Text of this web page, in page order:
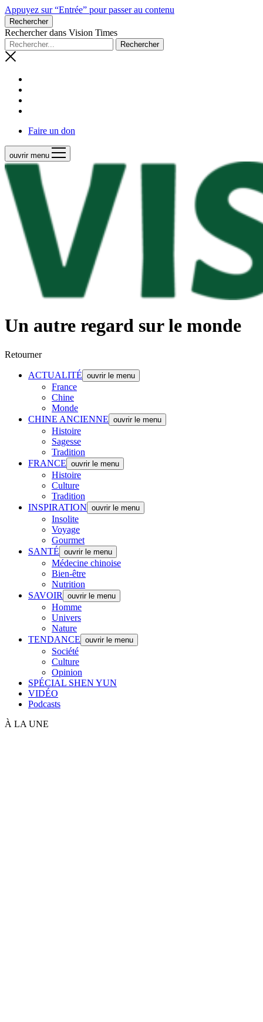
Appuyez sur “Entrée” pour passer au contenu
Rechercher
Rechercher dans Vision Times
Faire un don
ouvrir menu
Un autre regard sur le monde
Retourner
ACTUALITÉ ouvrir le menu
France
Chine
Monde
CHINE ANCIENNE ouvrir le menu
Histoire
Sagesse
Tradition
FRANCE ouvrir le menu
Histoire
Culture
Tradition
INSPIRATION ouvrir le menu
Insolite
Voyage
Gourmet
SANTÉ ouvrir le menu
Médecine chinoise
Bien-être
Nutrition
SAVOIR
ouvrir le menu
Homme
Univers
Nature
TENDANCE ouvrir le menu
Société
Culture
Opinion
SPÉCIAL SHEN YUN
VIDÉO
Podcasts
À LA UNE